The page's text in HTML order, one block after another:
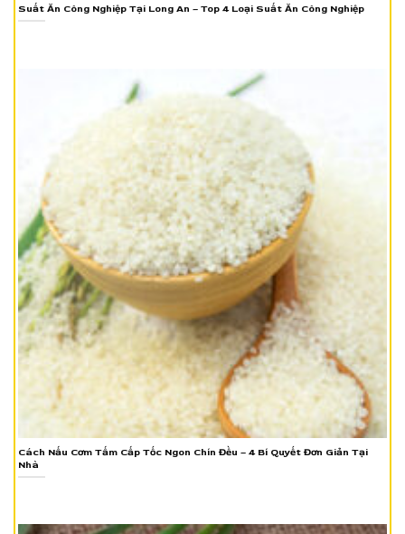
Suất Ăn Công Nghiệp Tại Long An – Top 4 Loại Suất Ăn Công Nghiệp
Cách Nấu Cơm Tấm Cấp Tốc Ngon Chín Đều – 4 Bí Quyết Đơn Giản Tại
Nhà